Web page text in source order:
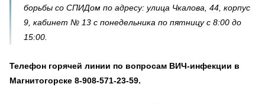
борьбы со СПИДом по адресу: улица Чкалова, 44, корпус
9, кабинет № 13 с понедельника по пятницу с 8:00 до
15:00.
Телефон горячей линии по вопросам ВИЧ-инфекции в
Магнитогорске 8-908-571-23-59.